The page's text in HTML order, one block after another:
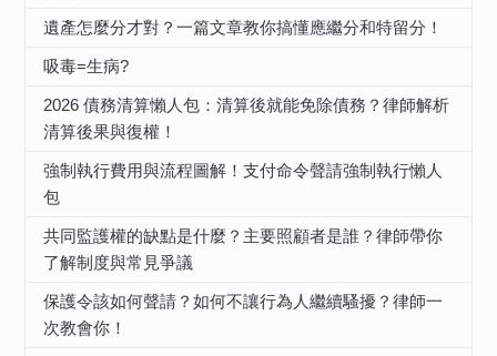
遺產怎麼分才對？一篇文章教你搞懂應繼分和特留分！
吸毒=生病?
2026 債務清算懶人包：清算後就能免除債務？律師解析
清算後果與復權！
強制執行費用與流程圖解！支付命令聲請強制執行懶人
包
共同監護權的缺點是什麼？主要照顧者是誰？律師帶你
了解制度與常見爭議
保護令該如何聲請？如何不讓行為人繼續騷擾？律師一
次教會你！